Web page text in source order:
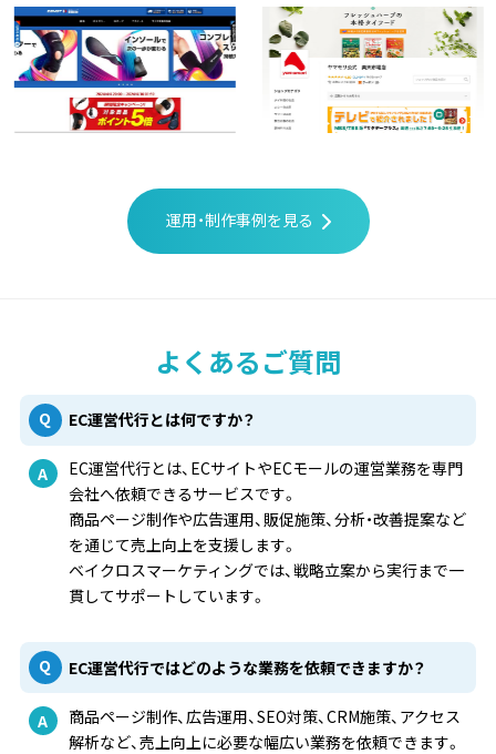
運用・制作事例を見る
よくあるご質問
EC運営代行とは何ですか？
EC運営代行とは、ECサイトやECモールの運営業務を専門
会社へ依頼できるサービスです。
商品ページ制作や広告運用、販促施策、分析・改善提案など
を通じて売上向上を支援します。
ベイクロスマーケティングでは、戦略立案から実行まで一
貫してサポートしています。
EC運営代行ではどのような業務を依頼できますか？
商品ページ制作、広告運用、SEO対策、CRM施策、アクセス
解析など、売上向上に必要な幅広い業務を依頼できます。